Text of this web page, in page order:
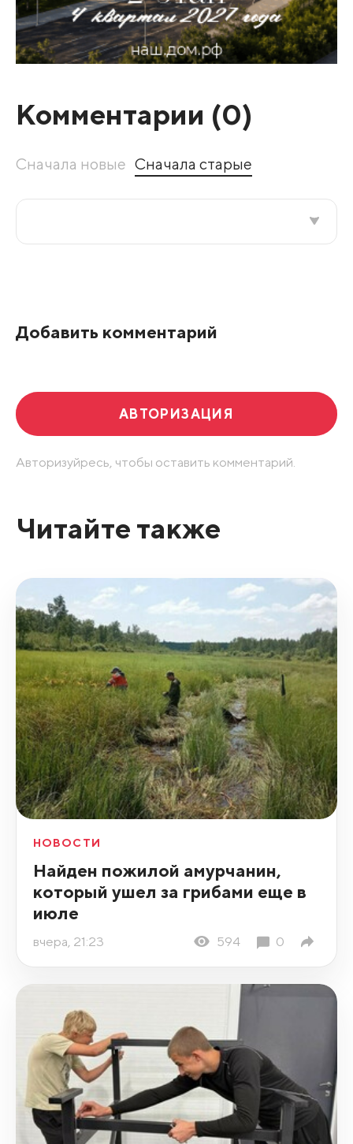
Комментарии (0)
Сначала новые Сначала старые
Добавить комментарий
АВТОРИЗАЦИЯ
Авторизуйресь, чтобы оставить комментарий.
Читайте также
НОВОСТИ
Найден пожилой амурчанин,
который ушел за грибами еще в
июле
вчера, 21:23 594 0